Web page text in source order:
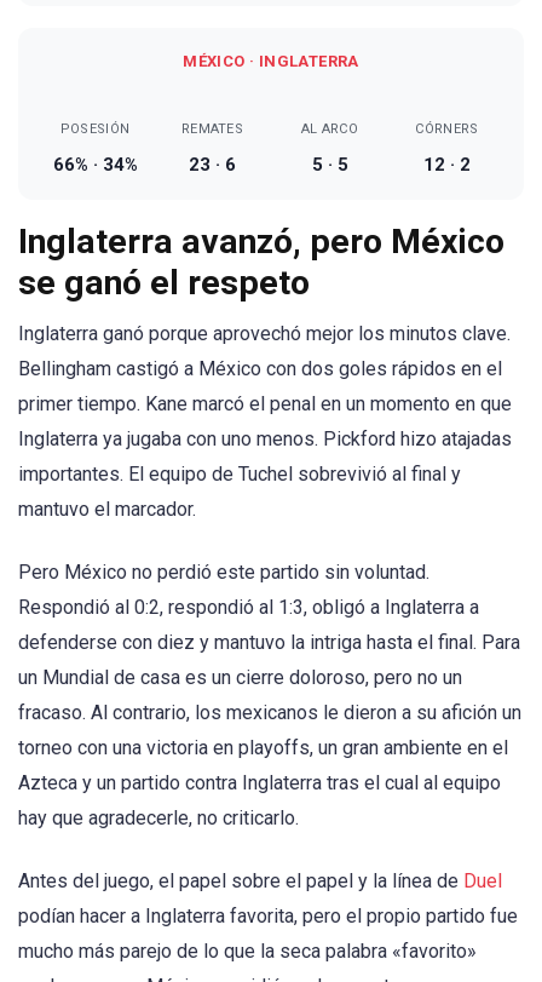
MÉXICO · INGLATERRA
POSESIÓN
66% · 34%
REMATES
23 · 6
AL ARCO
5 · 5
CÓRNERS
12 · 2
Inglaterra avanzó, pero México
se ganó el respeto
Inglaterra ganó porque aprovechó mejor los minutos clave.
Bellingham castigó a México con dos goles rápidos en el
primer tiempo. Kane marcó el penal en un momento en que
Inglaterra ya jugaba con uno menos. Pickford hizo atajadas
importantes. El equipo de Tuchel sobrevivió al final y
mantuvo el marcador.
Pero México no perdió este partido sin voluntad.
Respondió al 0:2, respondió al 1:3, obligó a Inglaterra a
defenderse con diez y mantuvo la intriga hasta el final. Para
un Mundial de casa es un cierre doloroso, pero no un
fracaso. Al contrario, los mexicanos le dieron a su afición un
torneo con una victoria en playoffs, un gran ambiente en el
Azteca y un partido contra Inglaterra tras el cual al equipo
hay que agradecerle, no criticarlo.
Antes del juego, el papel sobre el papel y la línea de Duel
podían hacer a Inglaterra favorita, pero el propio partido fue
mucho más parejo de lo que la seca palabra «favorito»